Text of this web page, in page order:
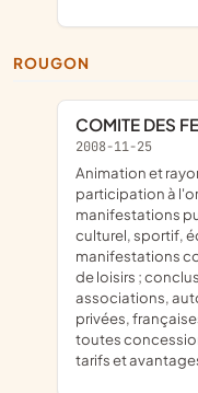
ROUGON
COMITE DES
2008-11-25
animation et rayonnement de la commune par la
participation à
manifestations
culturel, sportif,
manifestations
de loisirs ;
associations,
privées,
toutes
tarifs et